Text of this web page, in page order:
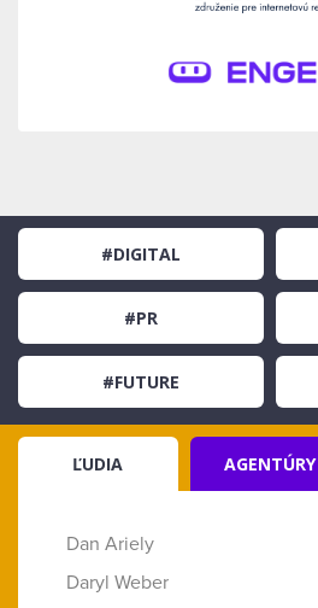
#DIGITAL
#PR
#FUTURE
ĽUDIA AGENTÚRY
Dan Ariely
Daryl Weber